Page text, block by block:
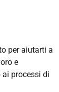
per aiutarti a
e
processi di